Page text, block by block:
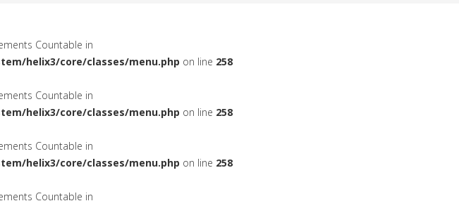
Countable in
helix3/core/classes/menu.php on line 258
Countable in
helix3/core/classes/menu.php on line 258
Countable in
helix3/core/classes/menu.php on line 258
Countable in